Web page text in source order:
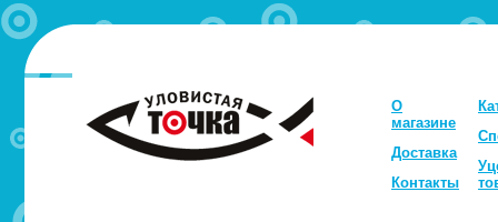
О
магазине
Доставка
Контакты